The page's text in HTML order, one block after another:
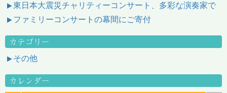
東日本大震災チャリティーコンサート、多彩な演奏家で
ファミリーコンサートの幕間にご寄付
カテゴリー
その他
カレンダー